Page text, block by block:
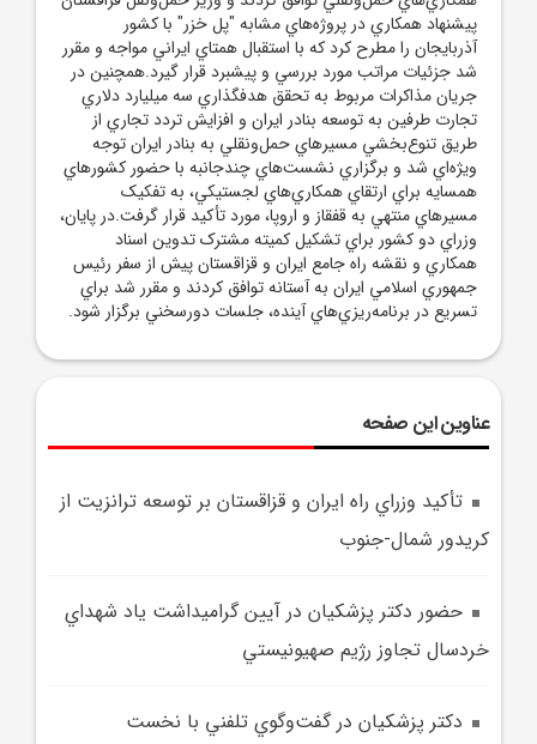
پيشنهاد همکاري در پروژه‌هاي مشابه "پل خزر" با کشور
آذربايجان را مطرح کرد که با استقبال همتاي ايراني مواجه و مقرر
شد جزئيات مراتب مورد بررسي و پيشبرد قرار گيرد.همچنين در
جريان مذاکرات مربوط به تحقق هدفگذاري سه ميليارد دلاري
تجارت طرفين به توسعه بنادر ايران و افزايش تردد تجاري از
طريق تنوع‌بخشي مسيرهاي حمل‌ونقلي به بنادر ايران توجه
ويژه‌اي شد و برگزاري نشست‌هاي چندجانبه با حضور کشورهاي
همسايه براي ارتقاي همکاري‌هاي لجستيکي، به ‌تفکيک
مسيرهاي منتهي به قفقاز و اروپا، مورد تأکيد قرار گرفت.در پايان،
وزراي دو کشور براي تشکيل کميته مشترک تدوين اسناد
همکاري و نقشه راه جامع ايران و قزاقستان پيش از سفر رئيس
جمهوري اسلامي ايران به آستانه توافق کردند و مقرر شد براي
تسريع در برنامه‌ريزي‌هاي آينده، جلسات دورسخني برگزار شود.
عناوین این صفحه
تأکيد وزراي راه ايران و قزاقستان بر توسعه ترانزيت از
کريدور شمال-جنوب
حضور دکتر پزشکيان در آيين گراميداشت ياد شهداي
خردسال تجاوز رژيم صهيونيستي
دکتر پزشکيان در گفت‌وگوي تلفني با نخست